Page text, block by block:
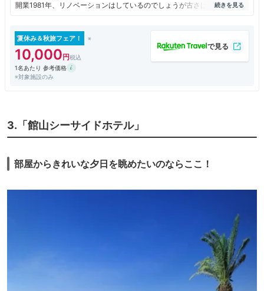
開業1981年、リノベーションはしているのでしょうが古さは否めませ
ん。
途中何度か停電し、部屋に缶詰に
なっている我々にスタッフの方からご心配のお電話をいただきました。
ハードは古いですがサービスは悪くなかったです。
朝食は甘酒をチョイス出来、夕食では2800円プラスで大きな伊勢海老
も食べられました。
夏休み＆秋旅フェア！
10,000
1名あたり 参考価格
※対象施設のみ
3.「館山シーサイドホテル」
部屋からきれいな夕日を眺めたいのならここ！